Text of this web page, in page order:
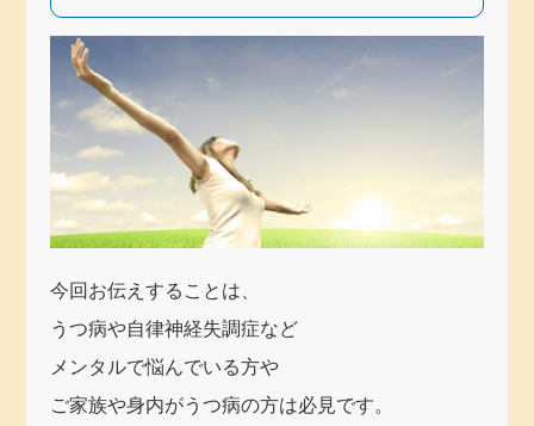
今回お伝えすることは、
うつ病や自律神経失調症など
メンタルで悩んでいる方や
ご家族や身内がうつ病の方は必見です。